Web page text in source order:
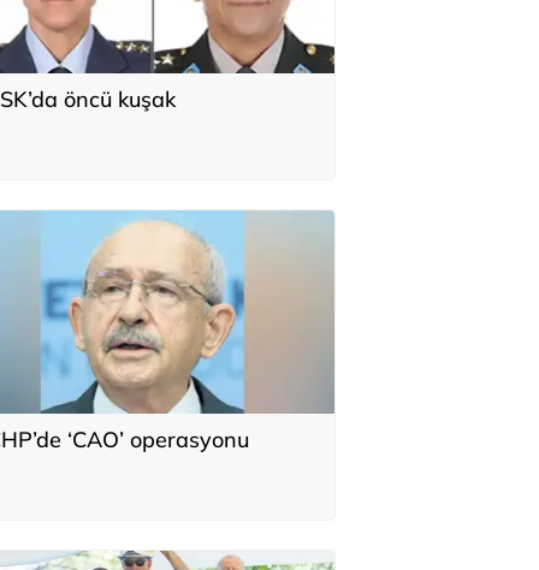
öncü kuşak
‘CAO’ operasyonu